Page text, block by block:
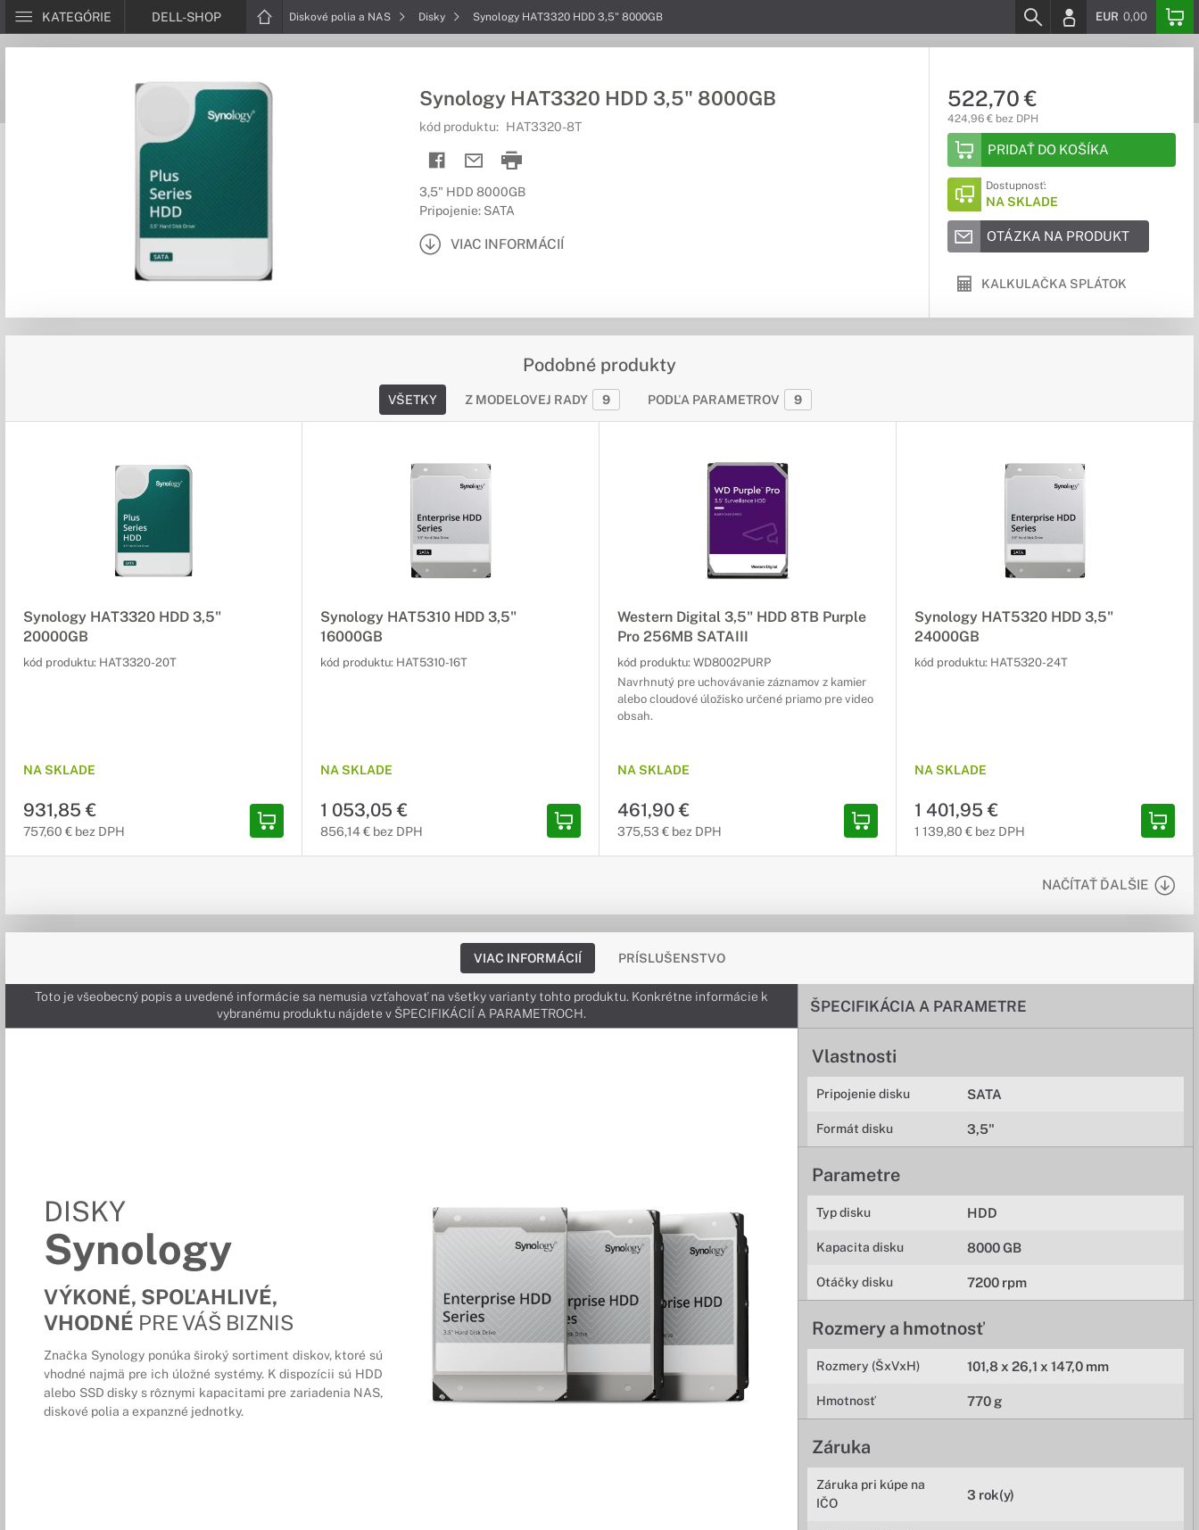
KATEGÓRIE DELL-SHOP Diskové polia a NAS Disky Synology HAT3320 HDD 3,5" 8000GB EUR 0,00
Synology HAT3320 HDD 3,5" 8000GB
kód produktu: HAT3320-8T
3,5" HDD 8000GB
Pripojenie: SATA
VIAC INFORMÁCIÍ
522,70 €
424,96 € bez DPH
PRIDAŤ DO KOŠÍKA
Dostupnosť:
NA SKLADE
OTÁZKA NA PRODUKT
KALKULAČKA SPLÁTOK
Podobné produkty
VŠETKY Z MODELOVEJ RADY 9 PODĽA PARAMETROV 9
Synology HAT3320 HDD 3,5"
20000GB
kód produktu: HAT3320-20T
NA SKLADE
931,85 €
757,60 € bez DPH
Synology HAT5310 HDD 3,5"
16000GB
kód produktu: HAT5310-16T
NA SKLADE
1 053,05 €
856,14 € bez DPH
Western Digital 3,5" HDD 8TB Purple
Pro 256MB SATAIII
kód produktu: WD8002PURP
Navrhnutý pre uchovávanie záznamov z kamier
alebo cloudové úložisko určené priamo pre video
obsah.
NA SKLADE
461,90 €
375,53 € bez DPH
Synology HAT5320 HDD 3,5"
24000GB
kód produktu: HAT5320-24T
NA SKLADE
1 401,95 €
1 139,80 € bez DPH
NAČÍTAŤ ĎALŠIE
VIAC INFORMÁCIÍ PRÍSLUŠENSTVO
ŠPECIFIKÁCIA A PARAMETRE
Vlastnosti
Pripojenie disku SATA
Formát disku 3,5"
Parametre
Typ disku HDD
Kapacita disku 8000 GB
Otáčky disku 7200 rpm
Rozmery a hmotnosť
Rozmery (ŠxVxH) 101,8 x 26,1 x 147,0 mm
Hmotnosť 770 g
Záruka
Záruka pri kúpe na
IČO
3 rok(y)
Toto je všeobecný popis a uvedené informácie sa nemusia vzťahovať na všetky varianty tohto produktu. Konkrétne informácie k
vybranému produktu nájdete v ŠPECIFIKÁCIÍ A PARAMETROCH.
DISKY
Synology
VÝKONÉ, SPOĽAHLIVÉ,
VHODNÉ PRE VÁŠ BIZNIS
Značka Synology ponúka široký sortiment diskov, ktoré sú
vhodné najmä pre ich úložné systémy. K dispozícii sú HDD
alebo SSD disky s rôznymi kapacitami pre zariadenia NAS,
diskové polia a expanzné jednotky.